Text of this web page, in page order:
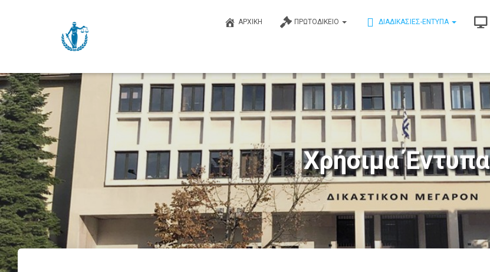
ΑΡΧΙΚΉ ΠΡΩΤΟΔΙΚΕΊΟ ΔΙΑΔΙΚΑΣΊΕΣ-ΈΝΤΥΠΑ
Χρήσιμα Έντυπα